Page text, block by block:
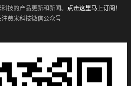
技的产品更新和新闻。 点击这里马上订阅！
费米科技微信公众号